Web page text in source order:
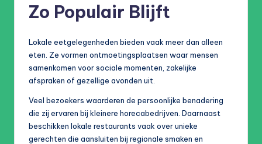
Zo Populair Blijft
Lokale eetgelegenheden bieden vaak meer dan alleen
eten. Ze vormen ontmoetingsplaatsen waar mensen
samenkomen voor sociale momenten, zakelijke
afspraken of gezellige avonden uit.
Veel bezoekers waarderen de persoonlijke benadering
die zij ervaren bij kleinere horecabedrijven. Daarnaast
beschikken lokale restaurants vaak over unieke
gerechten die aansluiten bij regionale smaken en